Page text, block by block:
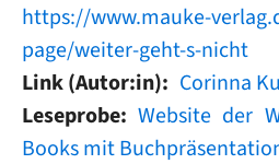
https://www.mauke-
page/weiter-geht-s-nicht
Link (Autor:in)
Corinna
Leseprobe Website der
Books mit